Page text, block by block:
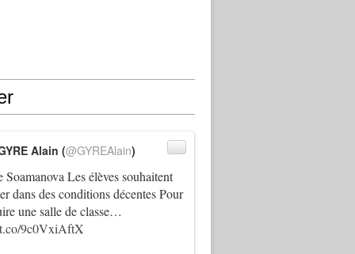
Soamanova Les élèves souhaitent
dans des conditions décentes Pour
une salle de classe…
9c0VxiAftX
Alain (@GYREAlain)